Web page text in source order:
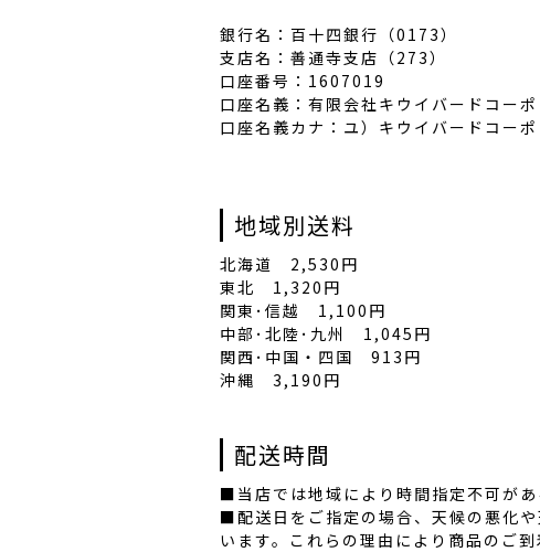
銀行名：百十四銀行（0173）
支店名：善通寺支店（273）
口座番号：1607019
口座名義：有限会社キウイバードコー
口座名義カナ：ユ）キウイバードコー
地域別送料
北海道 2,530円
東北 1,320円
関東･信越 1,100円
中部･北陸･九州 1,045円
関西･中国・四国 913円
沖縄 3,190円
配送時間
■当店では地域により時間指定不可が
■配送日をご指定の場合、天候の悪化
います。これらの理由により商品のご